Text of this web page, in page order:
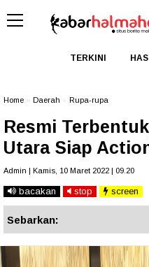
TERKINI
Home Daerah Rupa-rupa
Resmi
Utara Siap
Admin | Kamis, 10 Maret 2022 | 09.20
bacakan stop screen
Sebarkan: